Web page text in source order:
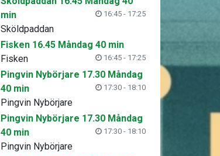
min
16:45 - 17:25
Sköldpaddan
Fisken 16.45 Måndag 40 min
16:45 - 17:25
Fisken
Pingvin Nybörjare 17.30 Måndag
40 min
17:30 - 18:10
Pingvin Nybörjare
Pingvin Nybörjare 17.30 Måndag
40 min
17:30 - 18:10
Pingvin Nybörjare